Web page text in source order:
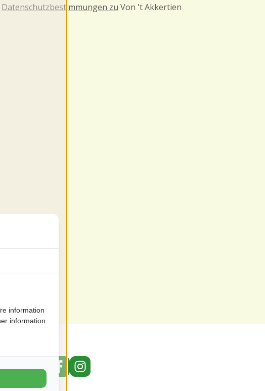
Datenschutzbestimmungen zu Von 't Akkertien
information
information